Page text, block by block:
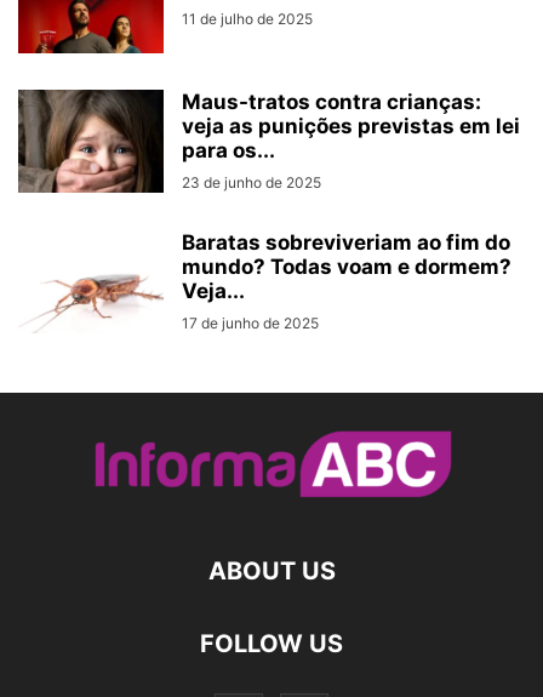
11 de julho de 2025
Maus-tratos contra crianças:
veja as punições previstas em lei
para os...
23 de junho de 2025
Baratas sobreviveriam ao fim do
mundo? Todas voam e dormem?
Veja...
17 de junho de 2025
ABOUT US
FOLLOW US